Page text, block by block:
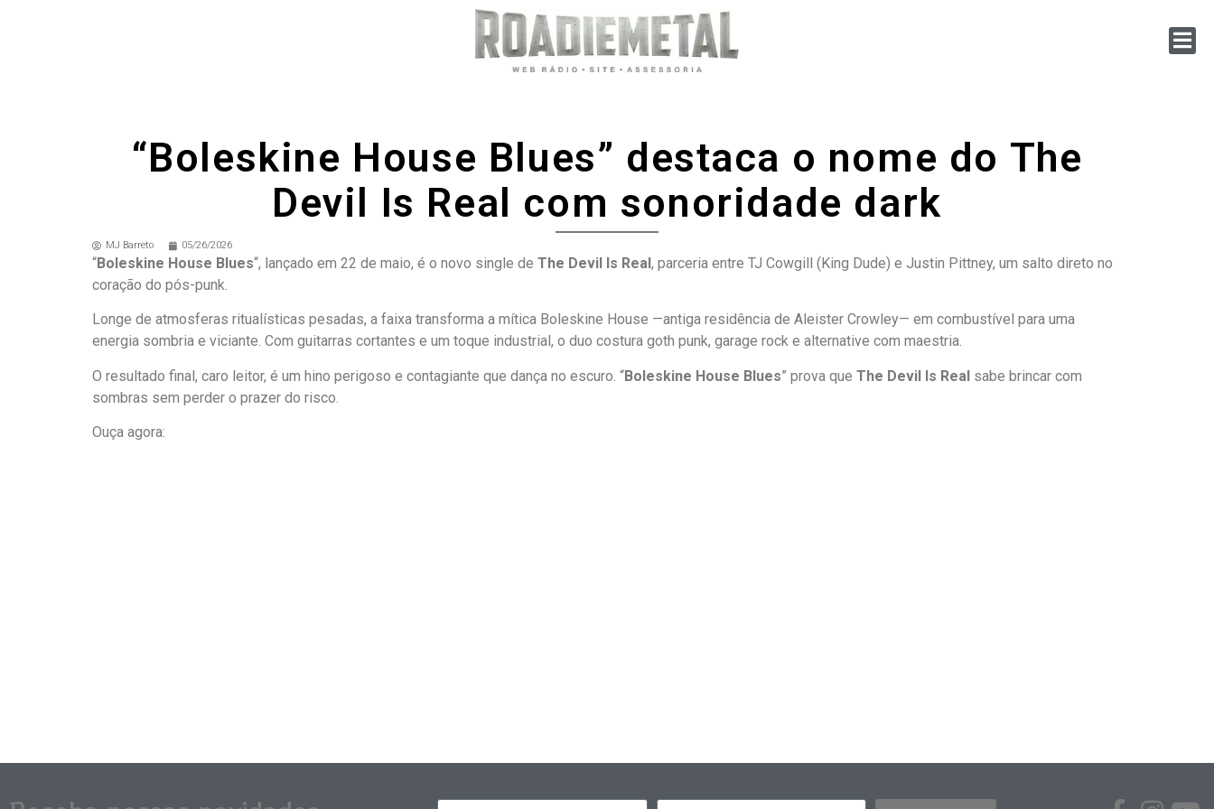
“Boleskine House Blues” destaca o nome do The
Devil Is Real com sonoridade dark
MJ Barreto 05/26/2026
“Boleskine House Blues“, lançado em 22 de maio, é o novo single de The Devil Is Real, parceria entre TJ Cowgill (King Dude) e Justin Pittney, um salto direto no
coração do pós-punk.
Longe de atmosferas ritualísticas pesadas, a faixa transforma a mítica Boleskine House —antiga residência de Aleister Crowley— em combustível para uma
energia sombria e viciante. Com guitarras cortantes e um toque industrial, o duo costura goth punk, garage rock e alternative com maestria.
O resultado final, caro leitor, é um hino perigoso e contagiante que dança no escuro. “Boleskine House Blues” prova que The Devil Is Real sabe brincar com
sombras sem perder o prazer do risco.
Ouça agora: